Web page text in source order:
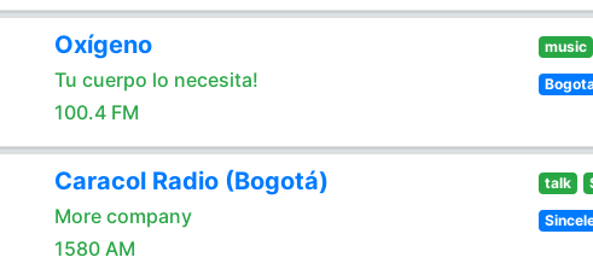
Oxígeno
Tu cuerpo lo necesita!
100.4 FM
music
Caracol Radio (Bogotá)
More company
1580 AM
talk